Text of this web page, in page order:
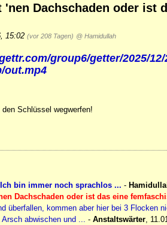
'nen Dachschaden oder
15:02 (vor 208 Tagen) @ Hamidullah
group6/getter/2025/12/
out.mp4
Schlüssel wegwerfen!
bin immer noch sprachlos ... -
Dachschaden oder ist das eine
überfallen, kommen aber hier bei 3 Flocken
abwischen und ... - Anstaltswärter,